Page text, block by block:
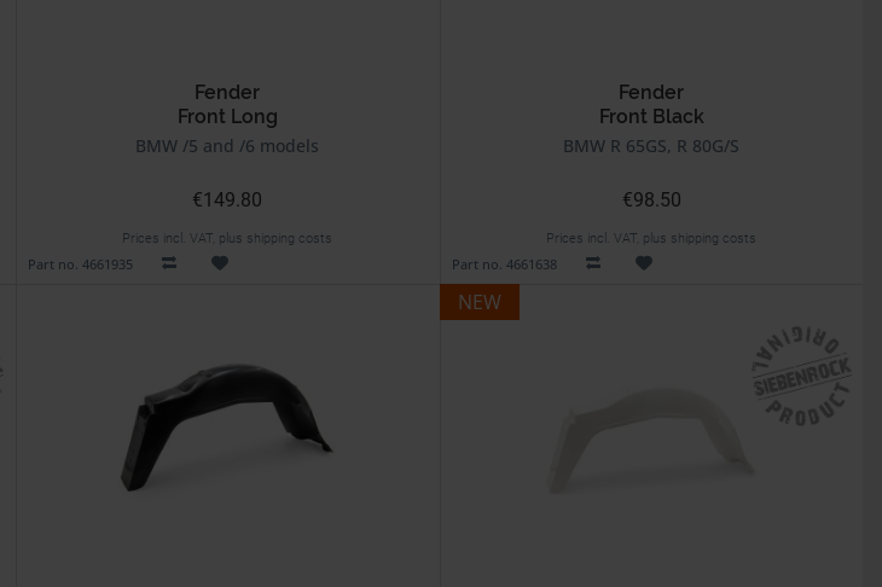
Fender
Front Long
BMW /5 and /6 models
€149.80
Prices incl. VAT, plus shipping costs
Part no. 4661935
Fender
Front Black
BMW R 65GS, R 80G/S
€98.50
Prices incl. VAT, plus shipping costs
Part no. 4661638
NEW